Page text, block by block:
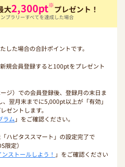
大2,300pt※プレゼント！
プラリーすべてを達成した場合
た場合の合計ポイントです。
規会員登録すると100ptをプレゼント
ジ）での会員登録後、登録月の末日ま
翌月末までに5,000pt以上が「有効」
ゼントします。
ラム 」をご確認ください。
ハピタススマート」の設定完了で
定）
ストールしよう！ 」をご確認ください